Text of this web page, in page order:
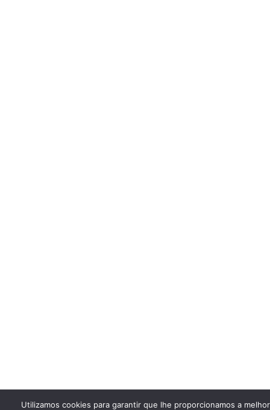
Utilizamos cookies para garantir que lhe proporcionamos a